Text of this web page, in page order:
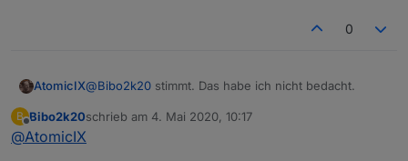
0
AtomicIX@Bibo2k20 stimmt. Das habe ich nicht bedacht.
B
Offline
Bibo2k20schrieb am 4. Mai 2020, 10:17
zuletzt editiert von
@AtomicIX